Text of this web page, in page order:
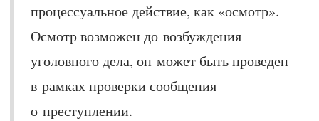
процессуальное действие, как «осмотр».
Осмотр возможен до возбуждения
уголовного дела, он может быть проведен
в рамках проверки сообщения
о преступлении.